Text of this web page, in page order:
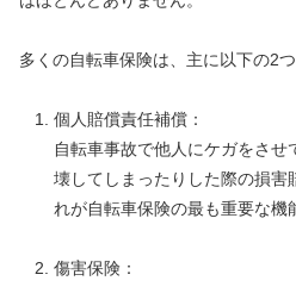
多くの自転車保険は、主に以下の2
個人賠償責任補償：
自転車事故で他人にケガをさ
壊してしまったりした際の損害
れが自転車保険の最も重要な機
傷害保険：